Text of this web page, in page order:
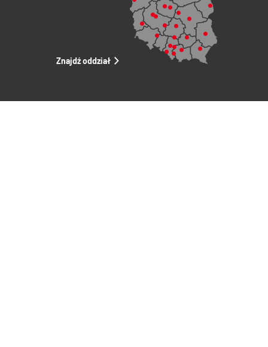
Znajdź oddział